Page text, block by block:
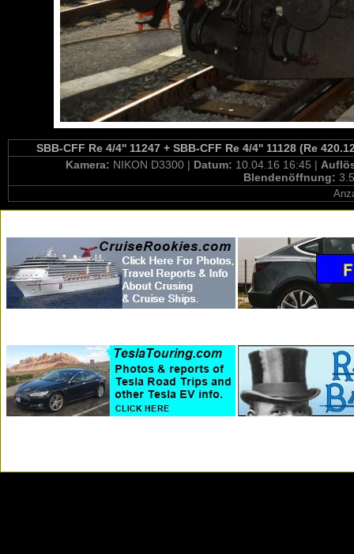
SBB-CFF Re 4/4'' 11247 + SBB-CFF Re 4/4'' 11128 (Re
Kamera: NIKON D3300 | Datum: 10.04.16 16:45 |
Blendenöffnung: